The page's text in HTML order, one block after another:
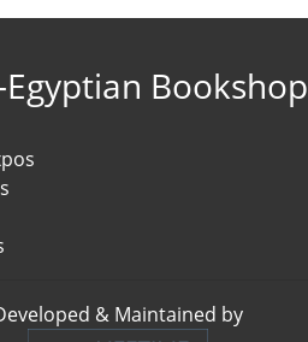
Bookshop
& Maintained by